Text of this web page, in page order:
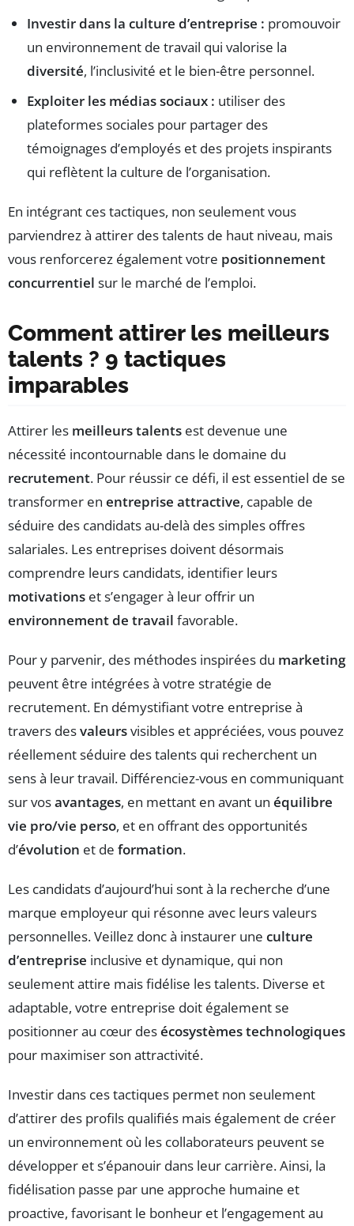
Investir dans la culture d’entreprise : promouvoir
un environnement de travail qui valorise la
diversité, l’inclusivité et le bien-être personnel.
Exploiter les médias sociaux : utiliser des
plateformes sociales pour partager des
témoignages d’employés et des projets inspirants
qui reflètent la culture de l’organisation.
En intégrant ces tactiques, non seulement vous
parviendrez à attirer des talents de haut niveau, mais
vous renforcerez également votre positionnement
concurrentiel sur le marché de l’emploi.
Comment attirer les meilleurs
talents ? 9 tactiques
imparables
Attirer les meilleurs talents est devenue une
nécessité incontournable dans le domaine du
recrutement. Pour réussir ce défi, il est essentiel de se
transformer en entreprise attractive, capable de
séduire des candidats au-delà des simples offres
salariales. Les entreprises doivent désormais
comprendre leurs candidats, identifier leurs
motivations et s’engager à leur offrir un
environnement de travail favorable.
Pour y parvenir, des méthodes inspirées du marketing
peuvent être intégrées à votre stratégie de
recrutement. En démystifiant votre entreprise à
travers desvaleursvisibles et appréciées, vous pouvez
réellement séduire des talents qui recherchent un
sens à leur travail. Différenciez-vous en communiquant
sur vosavantages, en mettant en avant un équilibre
vie pro/vie perso, et en offrant des opportunités
d’évolution et de formation.
Les candidats d’aujourd’hui sont à la recherche d’une
marque employeur qui résonne avec leurs valeurs
personnelles. Veillez donc à instaurer une culture
d’entreprise inclusive et dynamique, qui non
seulement attire mais fidélise les talents. Diverse et
adaptable, votre entreprise doit également se
positionner au cœur desécosystèmes technologiques
pour maximiser son attractivité.
Investir dans ces tactiques permet non seulement
d’attirer des profils qualifiés mais également de créer
un environnement où les collaborateurs peuvent se
développer et s’épanouir dans leur carrière. Ainsi, la
fidélisation passe par une approche humaine et
proactive, favorisant le bonheur et l’engagement au